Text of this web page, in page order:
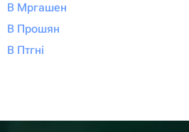
В Мргашен
В Прошян
В Птгні